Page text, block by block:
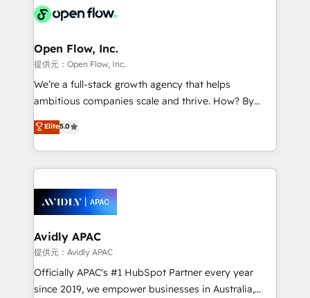
things are happening.
integrated buyers journey. Elixir is located in
and Amsterdam. Elixir is a first mover and leader
when it comes to HubSpot sales and service
implementations, highly renowned for our business
acumen, process (re-)design experience and a
integrate HubSpot with complex solutions like SAP,
MicroSoft, custom solutions,... Our company also has
Retail execution, CPQ, customer portals and
HubSpot CMS developments. And we're champions
Open Flow, Inc.
提供元：Open Flow, Inc.
We’re a full-stack growth agency that helps
ambitious companies scale and thrive. How? By
upgrading and streamlining every single revenue-
generating aspect of your business. We’re proud
HubSpot Elite Solutions Partners and devout CRM
nerds who can harness HubSpot’s custom digital
experience. Working hand-in-hand with your team,
we’ll assemble a RevOps machine that drives more
traffic, generates better leads and crushes your
revenue goals. We've worked with thousands of
HubSpot customers and we'd love to work with you
too! Clients come to us for: Advanced CRM solutions
Elite5.0
Avidly APAC
提供元：Avidly APAC
Officially APAC's #1 HubSpot Partner every year
since 2019, we empower businesses in Australia,